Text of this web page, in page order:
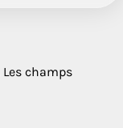
Les champs